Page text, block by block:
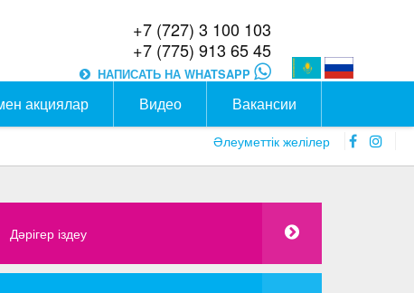
акциялар Видео Вакансии
+7 (727) 3 100 103
+7 (775) 913 65 45
НАПИСАТЬ НА WHATSAPP
Әлеуметтік желілер
Дәрігер іздеу